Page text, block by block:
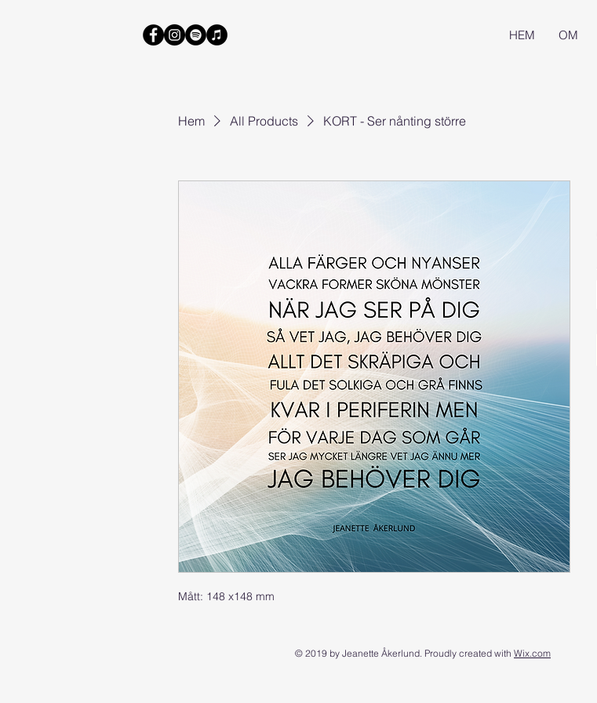
HEM OM
Hem All Products KORT - Ser nånting större
Mått: 148 x148 mm
© 2019 by Jeanette Åkerlund. Proudly created with Wix.com